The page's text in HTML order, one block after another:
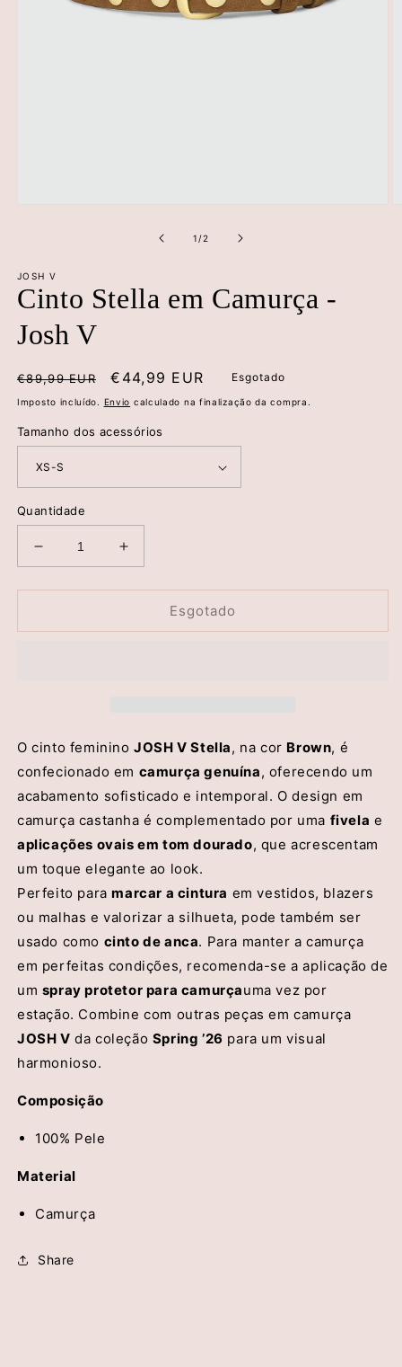
modal
1 /de
2
JOSH V
Cinto Stella em Camurça -
Josh V
Preço
normal
€89,99 EUR
Preço
de
€44,99 EUR Esgotado
Imposto incluído. Envio calculado na finalização da compra.
Tamanho dos acessórios
Quantidade
Diminuir
a
quantidade
Cinto
V
Aumentar
a
quantidade
Cinto
V
Esgotado
O cinto femininoJOSH V Stella, na cor Brown, é
confecionado em camurça genuína, oferecendo um
acabamento sofisticado e intemporal. O design em
camurça castanha é complementado por uma fivela e
aplicações ovais em tom dourado, que acrescentam
um toque elegante ao look.
Perfeito paramarcar a cintura em vestidos, blazers
ou malhas e valorizar a silhueta, pode também ser
usado como cinto de anca. Para manter a camurça
em perfeitas condições, recomenda-se a aplicação de
um spray protetor para camurçauma vez por
estação. Combine com outras peças em camurça
JOSH V da coleção Spring ’26 para um visual
harmonioso.
Composição
100% Pele
Material
Camurça
Share